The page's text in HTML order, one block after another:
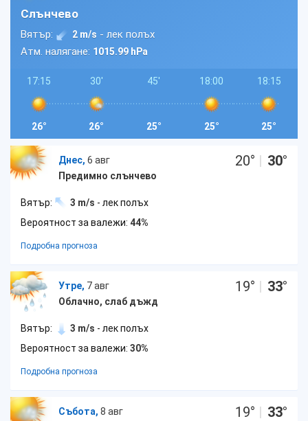
Слънчево
Вятър: 2 m/s - лек полъх
Атм. налягане: 1015.99 hPa
17:15
26°
30'
26°
45'
25°
18:00
25°
18:15
25°
Днес, 6 авг
Предимно слънчево
20° | 30°
Вятър: 3 m/s - лек полъх
Вероятност за валежи: 44%
Подробна прогноза
Утре, 7 авг
Облачно, слаб дъжд
19° | 33°
Вятър: 3 m/s - лек полъх
Вероятност за валежи: 30%
Подробна прогноза
Събота, 8 авг
19° | 33°